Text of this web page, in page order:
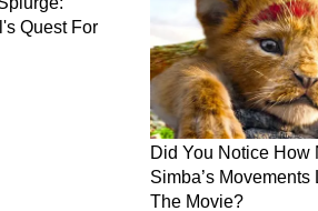
सड़कें प्रभावित हो सकती हैं।